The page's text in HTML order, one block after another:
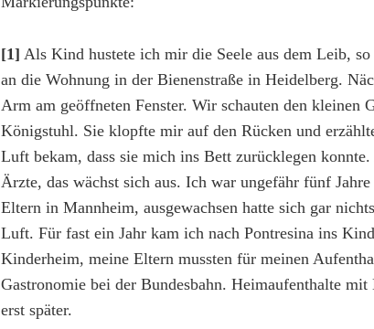
[1] Als Kind hustete ich mir die Seele aus dem Leib,
an die Wohnung in der Bienenstraße in Heidelberg.
Arm am geöffneten Fenster. Wir schauten den kleinen
Königstuhl. Sie klopfte mir auf den Rücken und
Luft bekam, dass sie mich ins Bett zurücklegen
Ärzte, das wächst sich aus. Ich war ungefähr fünf
Eltern in Mannheim, ausgewachsen hatte sich gar
Luft. Für fast ein Jahr kam ich nach Pontresina ins
Kinderheim, meine Eltern mussten für meinen
Gastronomie bei der Bundesbahn. Heimaufenthalte
erst später.